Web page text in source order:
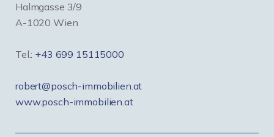
Halmgasse 3/9
A-1020 Wien
Tel.: +43 699 15115000
robert@posch-immobilien.at
www.posch-immobilien.at